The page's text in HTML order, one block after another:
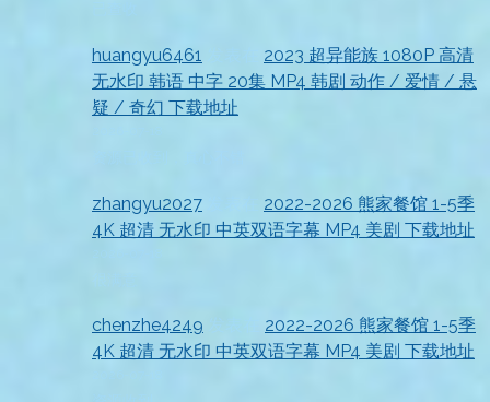
huangyu6461
2023 超异能族 1080P 高清
无水印 韩语 中字 20集 MP4 韩剧 动作 / 爱情 / 悬
疑 / 奇幻 下载地址
zhangyu2027
2022-2026 熊家餐馆 1-5季
4K 超清 无水印 中英双语字幕 MP4 美剧 下载地址
chenzhe4249
2022-2026 熊家餐馆 1-5季
4K 超清 无水印 中英双语字幕 MP4 美剧 下载地址